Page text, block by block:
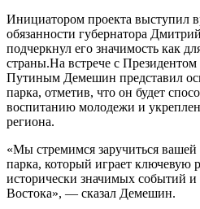
Инициатором проекта выступил
обязанности губернатора
подчеркнул его значимость как
страны.На встрече с
Путиным Демешин представил
парка, отметив, что он будет
воспитанию молодежи и
региона.
«Мы стремимся заручиться
парка, который играет ключевую
исторически значимых событий
Востока», — сказал Демешин.